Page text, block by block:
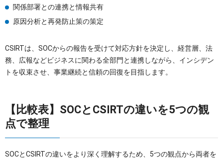
関係部署との連携と情報共有
原因分析と再発防止策の策定
CSIRTは、SOCからの報告を受けて対応方針を決定し、経営層、法
務、広報などビジネスに関わる全部門と連携しながら、インシデン
トを収束させ、事業継続と信頼の回復を目指します。
【比較表】SOCとCSIRTの違いを5つの観
点で整理
SOCとCSIRTの違いをより深く理解するため、5つの観点から両者を